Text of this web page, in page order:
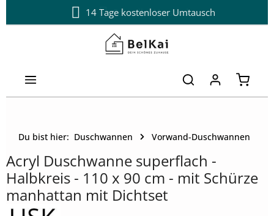
Zum Hauptinhalt springenSchneller Versand
14 Tage kostenloser Umtausch
Du bist hier: Duschwannen Vorwand-Duschwannen
Acryl Duschwanne superflach -
Halbkreis - 110 x 90 cm - mit Schürze
manhattan mit Dichtset